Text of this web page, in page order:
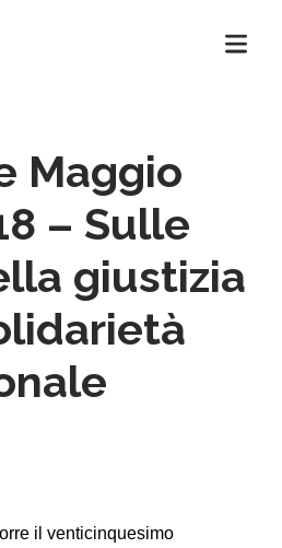
Maggio
– Sulle
giustizia
il venticinquesimo